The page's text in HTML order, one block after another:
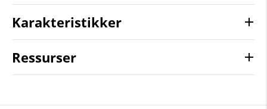
Karakteristikker
Ressurser